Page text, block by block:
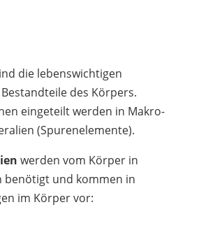
die lebenswichtigen
des Körpers.
eingeteilt werden in Makro-
(Spurenelemente).
werden vom Körper in
benötigt und kommen in
im Körper vor: